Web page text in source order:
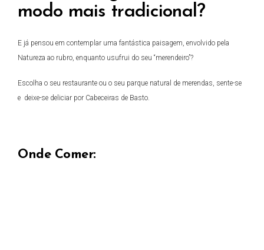
modo mais tradicional?
E já pensou em contemplar uma fantástica paisagem, envolvido pela
Natureza ao rubro, enquanto usufrui do seu “merendeiro”?
Escolha o seu restaurante ou o seu parque natural de merendas, sente-se
e deixe-se deliciar por Cabeceiras de Basto.
Onde Comer: